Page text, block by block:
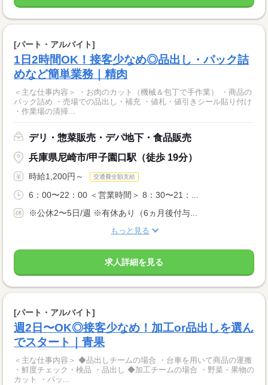
[パート・アルバイト]
1日2時間OK！接客少なめ◎品出し・パック詰
めなど簡単業務｜精肉
＜主な仕事内容＞ ・お肉のカット（機械＆包丁で手作業） ・商品の
パック詰め ・売場での品出し・補充 ・値札・値引きシール貼り付け
・作業場の清掃...
デリ・惣菜販売・デパ地下・食品販売
兵庫県尼崎市/甲子園口駅（徒歩 19分）
時給1,200円～ 交通費全額支給
6：00〜22：00 ＜営業時間＞ 8：30〜21：...
※公休2〜5日/週 ※有休あり（6ヵ月後付与...
もっと見る
求人詳細を見る
[パート・アルバイト]
週2日〜OK◎接客少なめ！加工or品出しを選ん
でスタート｜青果
＜主な仕事内容＞ ◆品出しチームの場合 ・台車を用いて商品の運搬
・鮮度チェック・検品 ・品出し ◆加工チームの場合 ・野菜・果物の
カット ・パッ...